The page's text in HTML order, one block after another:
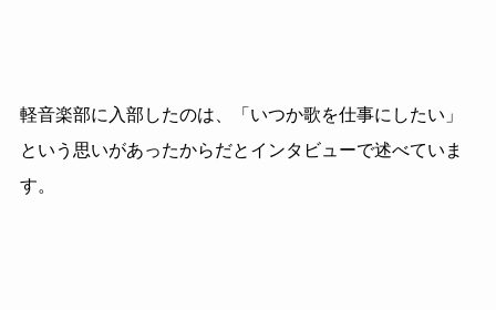
軽音楽部に入部したのは、「いつか歌を仕事にしたい」
という思いがあったからだとインタビューで述べていま
す。